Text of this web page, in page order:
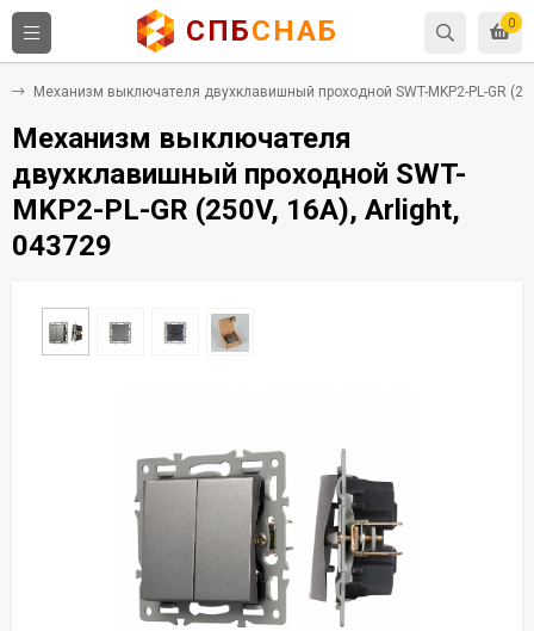
0
СПБСНАБ
Механизм выключателя двухклавишный проходной SWT-MKP2-PL-GR
Механизм выключателя
двухклавишный проходной SWT-
MKP2-PL-GR (250V, 16A), Arlight,
043729